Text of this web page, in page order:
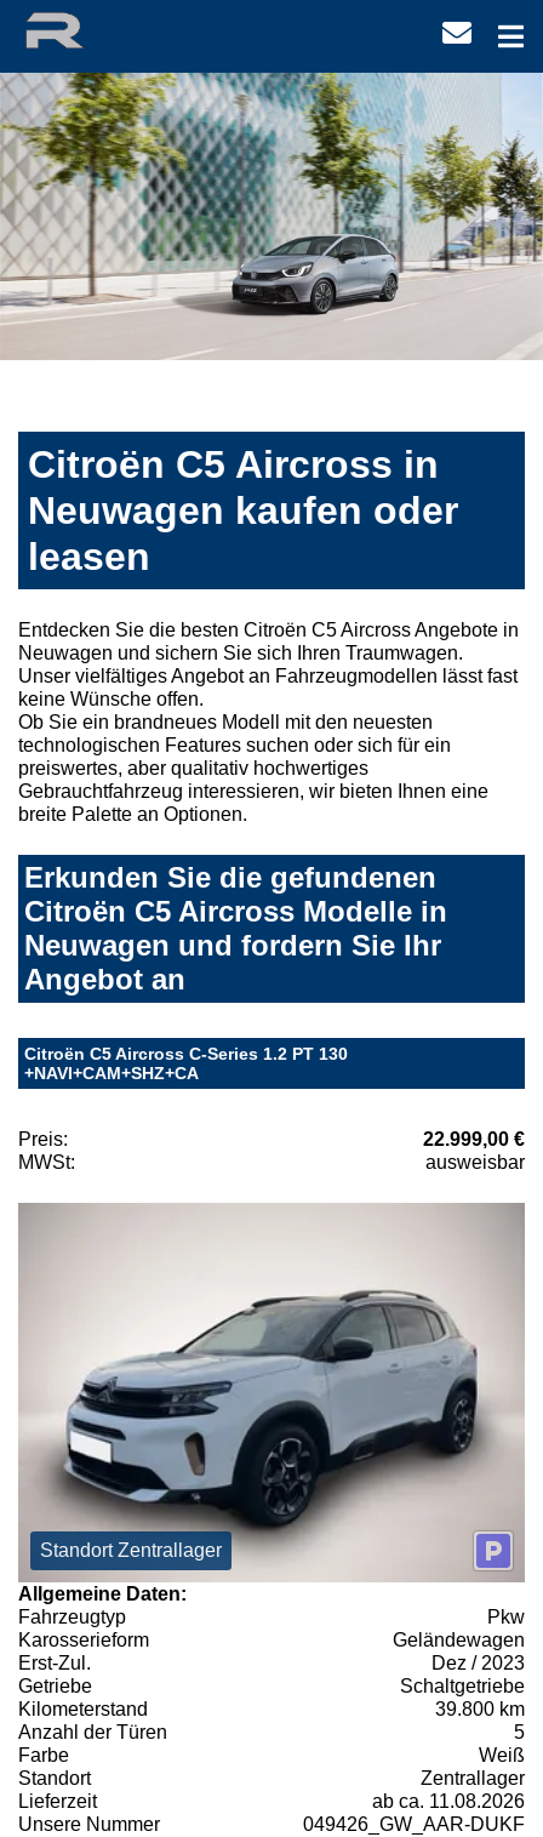
Citroën C5 Aircross in
Neuwagen kaufen oder
leasen
Entdecken Sie die besten Citroën C5 Aircross Angebote in
Neuwagen und sichern Sie sich Ihren Traumwagen.
Unser vielfältiges Angebot an Fahrzeugmodellen lässt fast
keine Wünsche offen.
Ob Sie ein brandneues Modell mit den neuesten
technologischen Features suchen oder sich für ein
preiswertes, aber qualitativ hochwertiges
Gebrauchtfahrzeug interessieren, wir bieten Ihnen eine
breite Palette an Optionen.
Erkunden Sie die gefundenen
Citroën C5 Aircross Modelle in
Neuwagen und fordern Sie Ihr
Angebot an
Citroën C5 Aircross C-Series 1.2 PT 130
+NAVI+CAM+SHZ+CA
Preis:
22.999,00 €
MWSt:
ausweisbar
Standort Zentrallager
Allgemeine Daten:
Fahrzeugtyp
Pkw
Karosserieform
Geländewagen
Erst-Zul.
Dez / 2023
Getriebe
Schaltgetriebe
Kilometerstand
39.800 km
Anzahl der Türen
5
Farbe
Weiß
Standort
Zentrallager
Lieferzeit
ab ca. 11.08.2026
Unsere Nummer
049426_GW_AAR-DUKF